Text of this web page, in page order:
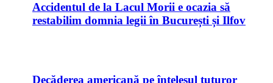
Accidentul de la Lacul Morii e ocazia să
restabilim domnia legii în București și Ilfov
Decăderea americană pe înțelesul tuturor